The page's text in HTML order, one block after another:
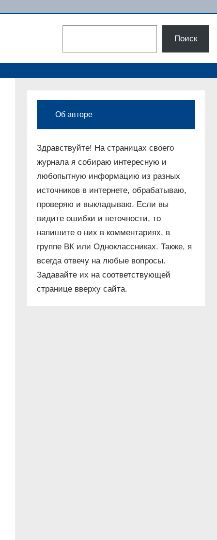
Поиск
Об авторе
Здравствуйте! На страницах своего
журнала я собираю интересную и
любопытную информацию из разных
источников в интернете, обрабатываю,
проверяю и выкладываю. Если вы
видите ошибки и неточности, то
напишите о них в комментариях, в
группе ВК или Одноклассниках. Также, я
всегда отвечу на любые вопросы.
Задавайте их на соответствующей
странице вверху сайта.